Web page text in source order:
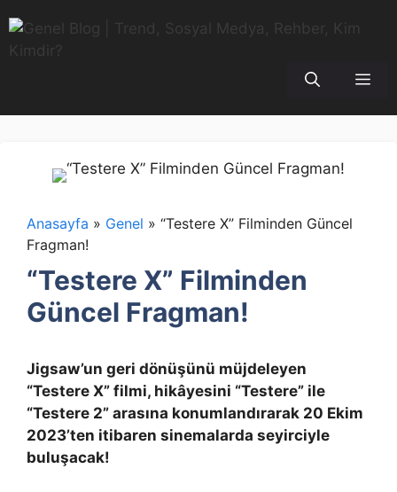
atla
Anasayfa » Genel » “Testere X” Filminden Güncel
Fragman!
“Testere X” Filminden
Güncel Fragman!
Jigsaw’un geri dönüşünü müjdeleyen
“Testere X” filmi, hikâyesini “Testere” ile
“Testere 2” arasına konumlandırarak 20 Ekim
2023’ten itibaren sinemalarda seyirciyle
buluşacak!